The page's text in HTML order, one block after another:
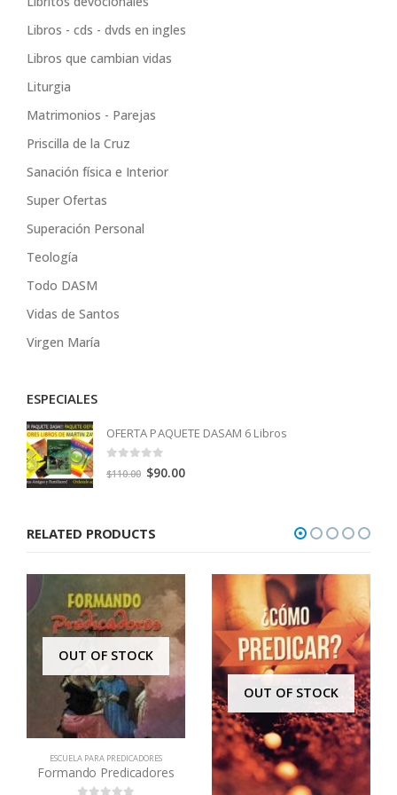
Libros - cds - dvds en ingles
Libros que cambian vidas
Liturgia
Matrimonios - Parejas
Priscilla de la Cruz
Sanación física e Interior
Super Ofertas
Superación Personal
Teología
Todo DASM
Vidas de Santos
Virgen María
ESPECIALES
OFERTA PAQUETE DASAM 6 Libros
out of 5
$110.00 Original
$110.00.
$90.00Current
RELATED PRODUCTS
OUT OF STOCK
ESCUELA PARA PREDICADORES
Formando Predicadores
OUT OF STOCK